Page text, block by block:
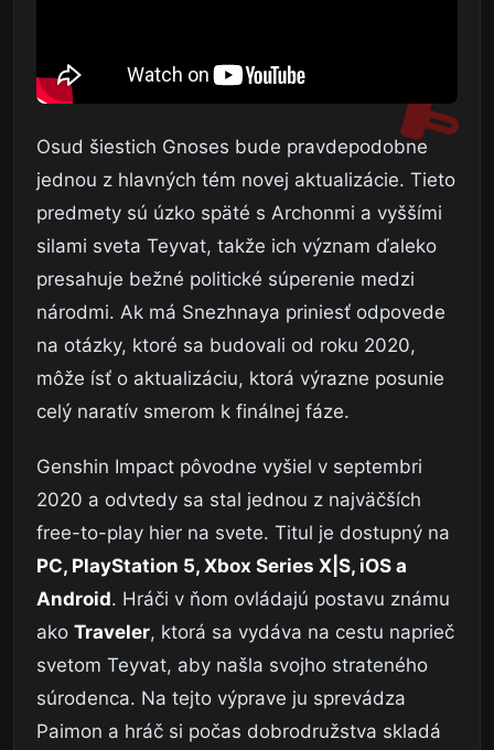
Osud šiestich Gnoses bude pravdepodobne
jednou z hlavných tém novej aktualizácie. Tieto
predmety sú úzko späté s Archonmi a vyššími
silami sveta Teyvat, takže ich význam ďaleko
presahuje bežné politické súperenie medzi
národmi. Ak má Snezhnaya priniesť odpovede
na otázky, ktoré sa budovali od roku 2020,
môže ísť o aktualizáciu, ktorá výrazne posunie
celý naratív smerom k finálnej fáze.
Genshin Impact pôvodne vyšiel v septembri
2020 a odvtedy sa stal jednou z najväčších
free-to-play hier na svete. Titul je dostupný na
PC, PlayStation 5, Xbox Series X|S, iOS a
Android. Hráči v ňom ovládajú postavu známu
ako Traveler, ktorá sa vydáva na cestu naprieč
svetom Teyvat, aby našla svojho strateného
súrodenca. Na tejto výprave ju sprevádza
Paimon a hráč si počas dobrodružstva skladá